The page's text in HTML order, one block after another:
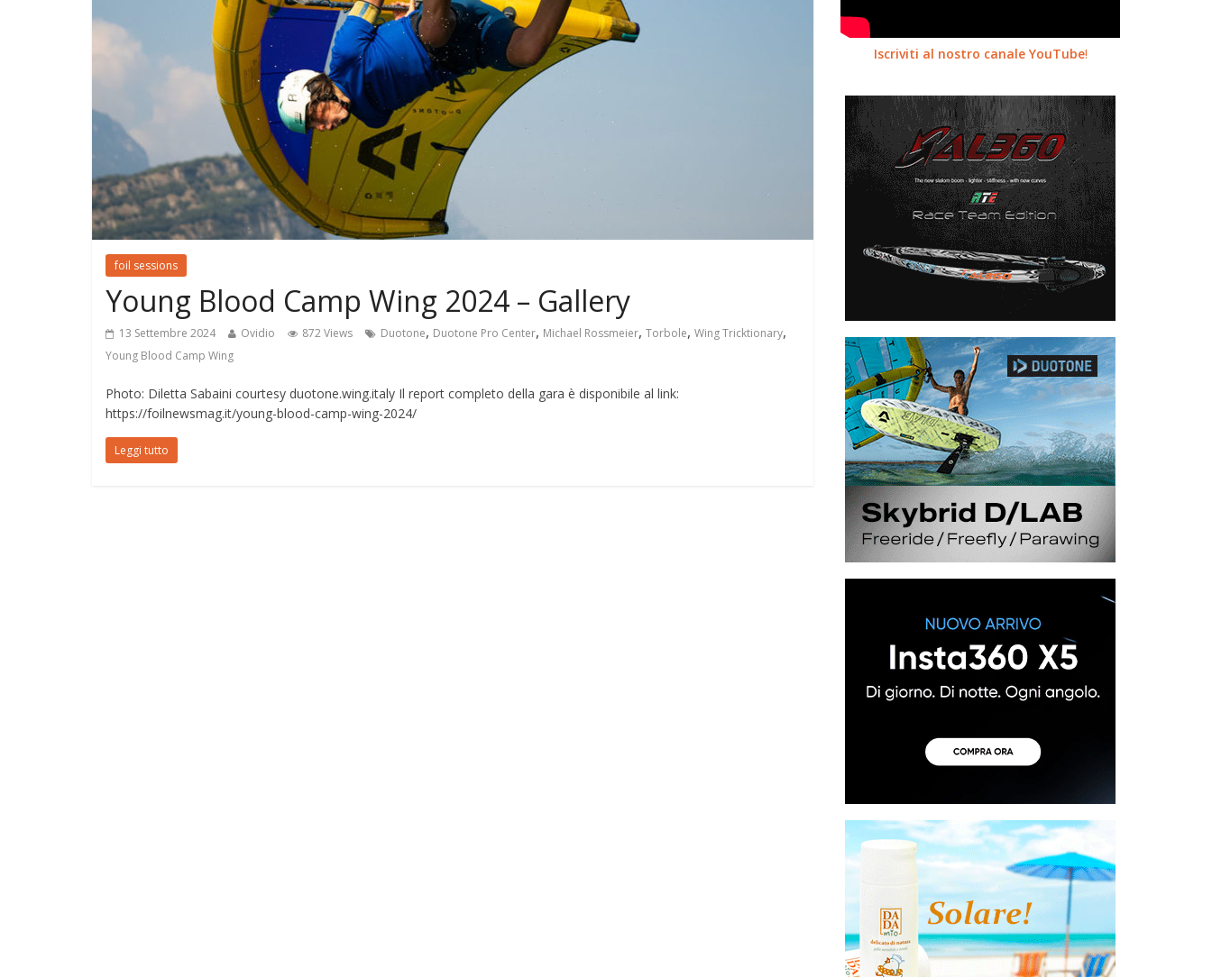
foil sessions
Young Blood Camp Wing 2024 – Gallery
13 Settembre 2024 Ovidio 872 Views Duotone, Duotone Pro Center, Michael Rossmeier, Torbole, Wing Tricktionary,
Young Blood Camp Wing
Photo: Diletta Sabaini courtesy duotone.wing.italy Il report completo della gara è disponibile al link:
https://foilnewsmag.it/young-blood-camp-wing-2024/
Leggi tutto
Iscriviti al nostro canale YouTube!